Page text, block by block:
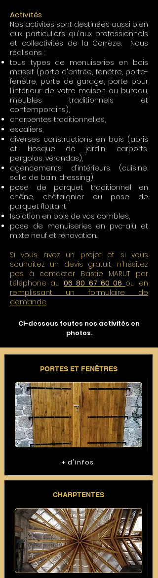
Activités
Nos activités sont destinées aussi bien
aux particuliers qu'aux professionnels
et collectivités de la Corrèze. Nous
réalisons :
tous types de menuiseries en bois
massif (porte d'entrée, fenêtre, porte-
fenêtre, porte de garage, porte pour
l'intérieur de votre maison ou bureau,
meubles traditionnels et
contemporains),
charpentes traditionnelles,
escaliers,
diverses constructions en bois (abris
et kiosque de jardin, carports,
pergolas, vérandas),
agencements d'intérieurs (cuisine,
salle de bain, dressing),
pose de parquet traditionnel en
chêne, châtaignier ou pose de
parquet flottant,
Isolation en bois de vos combles,
pose de menuiseries en pvc-alu et
mixte neuf et rénovation.
Si vous avez un projet et si vous
souhaitez un devis gratuit, n'hésitez
pas à contacter Bastie MARUT par
téléphone au06 80 67 60 06 ou en
remplissant un formulaire de
demande.
Ci-dessous toutes nos activités en
photos.
PORTES ET FENÊTRES
+ d'infos
CHARPTENTES